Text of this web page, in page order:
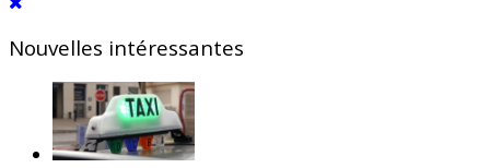
Nouvelles intéressantes